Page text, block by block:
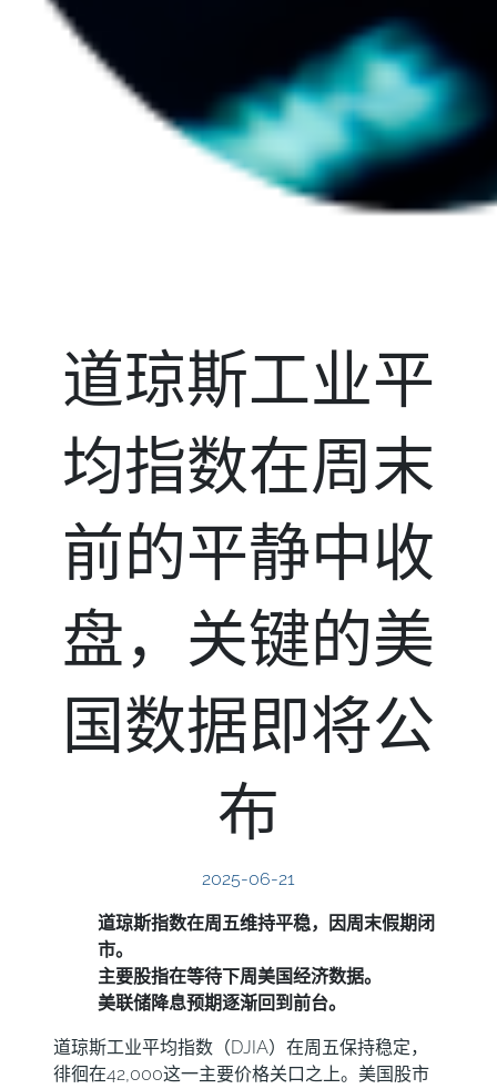
道琼斯工业平
均指数在周末
前的平静中收
盘，关键的美
国数据即将公
布
2025-06-21
道琼斯指数在周五维持平稳，因周末假期闭
市。
主要股指在等待下周美国经济数据。
美联储降息预期逐渐回到前台。
道琼斯工业平均指数（DJIA）在周五保持稳定，
徘徊在42,000这一主要价格关口之上。美国股市